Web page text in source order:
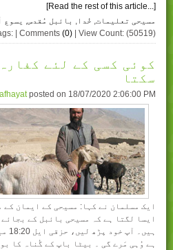
[Read the rest of this article...]
مسیحی تعلیمات, خُدا , بائبل مُقدس, یسوع
| Comments (0) | View Count: (50519)
کوئی کسی کے لئے
سکتا
posted on 18/07/2020 2:06:00 PM
ایک مسلمان نے کہا: مسیحی کے ایمان
ایسا لگتا ہے کہ مسیحی بائبل کے
ہے وُہی مَرے گی ۔ بیٹا باپ کے گُناہ کا